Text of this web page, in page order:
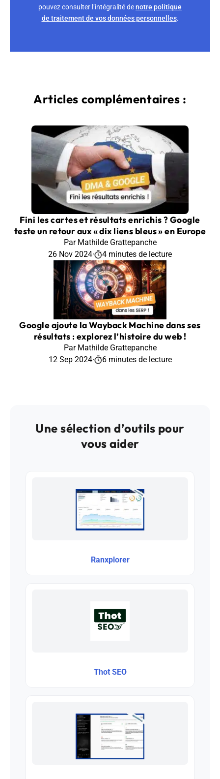
pouvez consulter l’intégralité denotre politique
de traitement de vos données personnelles.
Articles complémentaires :
Fini les cartes et résultats enrichis ? Google
teste un retour aux « dix liens bleus » en Europe
Par Mathilde Grattepanche
26 Nov 2024· 4 minutes de lecture
Google ajoute la Wayback Machine dans ses
résultats : explorez l’histoire du web !
Par Mathilde Grattepanche
12 Sep 2024· 6 minutes de lecture
Une sélection d’outils pour
vous aider
Ranxplorer
Thot SEO